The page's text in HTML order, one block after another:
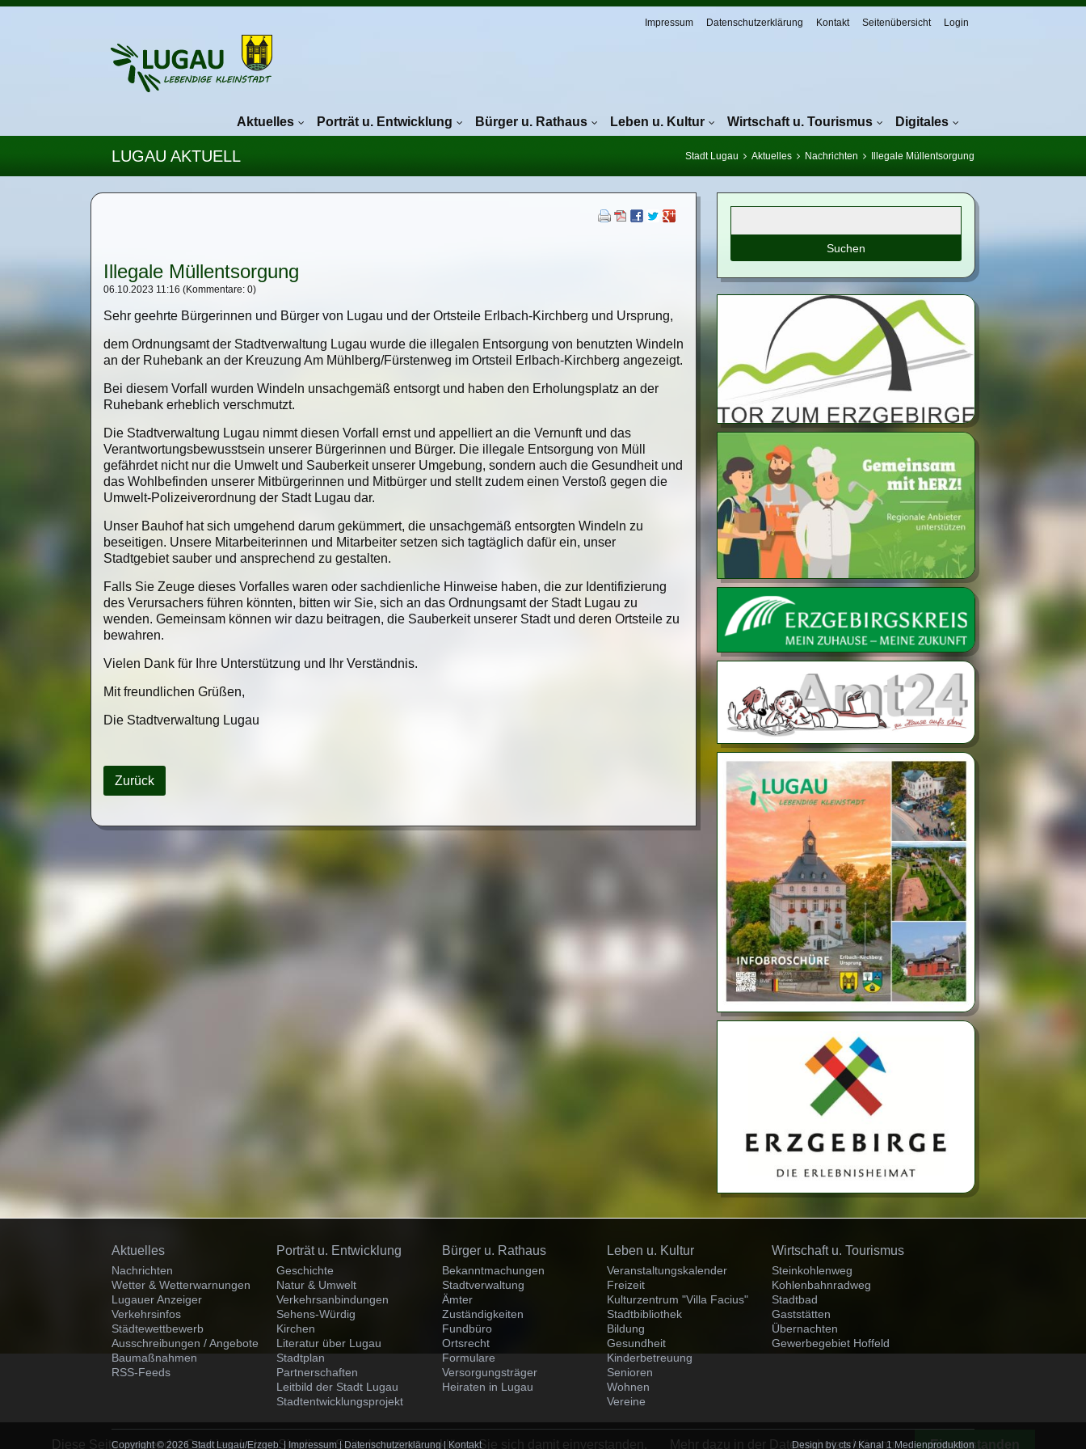
Impressum Datenschutzerklärung Kontakt Seitenübersicht Login
Aktuelles
Porträt u. Entwicklung Bürger u. Rathaus Leben u. Kultur Wirtschaft u. Tourismus Digitales
LUGAU AKTUELL Stadt Lugau Aktuelles Nachrichten Illegale Müllentsorgung
Illegale Müllentsorgung
06.10.2023 11:16 (Kommentare: 0)
Sehr geehrte Bürgerinnen und Bürger von Lugau und der Ortsteile Erlbach-Kirchberg und Ursprung,
dem Ordnungsamt der Stadtverwaltung Lugau wurde die illegalen Entsorgung von benutzten Windeln
an der Ruhebank an der Kreuzung Am Mühlberg/Fürstenweg im Ortsteil Erlbach-Kirchberg angezeigt.
Bei diesem Vorfall wurden Windeln unsachgemäß entsorgt und haben den Erholungsplatz an der
Ruhebank erheblich verschmutzt.
Die Stadtverwaltung Lugau nimmt diesen Vorfall ernst und appelliert an die Vernunft und das
Verantwortungsbewusstsein unserer Bürgerinnen und Bürger. Die illegale Entsorgung von Müll
gefährdet nicht nur die Umwelt und Sauberkeit unserer Umgebung, sondern auch die Gesundheit und
das Wohlbefinden unserer Mitbürgerinnen und Mitbürger und stellt zudem einen Verstoß gegen die
Umwelt-Polizeiverordnung der Stadt Lugau dar.
Unser Bauhof hat sich umgehend darum gekümmert, die unsachgemäß entsorgten Windeln zu
beseitigen. Unsere Mitarbeiterinnen und Mitarbeiter setzen sich tagtäglich dafür ein, unser
Stadtgebiet sauber und ansprechend zu gestalten.
Falls Sie Zeuge dieses Vorfalles waren oder sachdienliche Hinweise haben, die zur Identifizierung
des Verursachers führen könnten, bitten wir Sie, sich an das Ordnungsamt der Stadt Lugau zu
wenden. Gemeinsam können wir dazu beitragen, die Sauberkeit unserer Stadt und deren Ortsteile zu
bewahren.
Vielen Dank für Ihre Unterstützung und Ihr Verständnis.
Mit freundlichen Grüßen,
Die Stadtverwaltung Lugau
Zurück
Navigation
überspringen
Aktuelles
Nachrichten
Wetter & Wetterwarnungen
Lugauer Anzeiger
Verkehrsinfos
Städtewettbewerb
Ausschreibungen / Angebote
Baumaßnahmen
RSS-Feeds
Navigation
überspringen
Porträt u. Entwicklung
Geschichte
Natur & Umwelt
Verkehrsanbindungen
Sehens-Würdig
Kirchen
Literatur über Lugau
Stadtplan
Partnerschaften
Leitbild der Stadt Lugau
Stadtentwicklungsprojekt
Navigation
überspringen
Bürger u. Rathaus
Bekanntmachungen
Stadtverwaltung
Ämter
Zuständigkeiten
Fundbüro
Ortsrecht
Formulare
Versorgungsträger
Heiraten in Lugau
Navigation
überspringen
Leben u. Kultur
Veranstaltungskalender
Freizeit
Kulturzentrum "Villa Facius"
Stadtbibliothek
Bildung
Gesundheit
Kinderbetreuung
Senioren
Wohnen
Vereine
Navigation
überspringen
Wirtschaft u. Tourismus
Steinkohlenweg
Kohlenbahnradweg
Stadtbad
Gaststätten
Übernachten
Gewerbegebiet Hoffeld
Copyright © 2026 Stadt Lugau/Erzgeb. |Impressum| Datenschutzerklärung| Kontakt Design bycts/ Kanal 1 Medienproduktion
Diese Seite verwendet Cookies. Indem Sie diese Seite benutzen, erklären Sie sich damit einverstanden. Mehr dazu in der Datenschutzerklärung Einverstanden